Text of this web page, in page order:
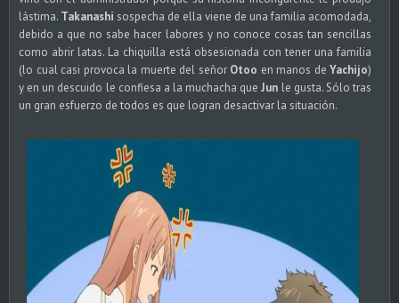
lástima. Takanashi sospecha de ella viene de una familia acomodada,
debido a que no sabe hacer labores y no conoce cosas tan sencillas
como abrir latas. La chiquilla está obsesionada con tener una familia
(lo cual casi provoca la muerte del señor Otoo en manos de Yachijo)
y en un descuido le confiesa a la muchacha queJun le gusta. Sólo tras
un gran esfuerzo de todos es que logran desactivar la situación.